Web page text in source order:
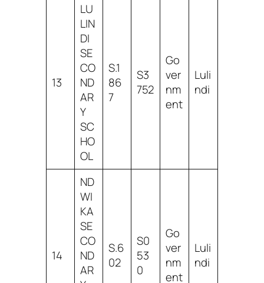
13
LU
LIN
DI
SE
CO
ND
AR
Y
SC
HO
OL
S.1
86
7
S3
752
Go
ver
nm
ent
Luli
ndi
14
ND
WI
KA
SE
CO
ND
AR
S.6
02
S0
53
0
Go
ver
nm
ent
Luli
ndi